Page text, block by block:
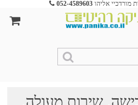
מורדכיי אליהו052-4589603